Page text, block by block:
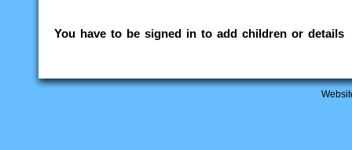
You have to be signed in to add children or details